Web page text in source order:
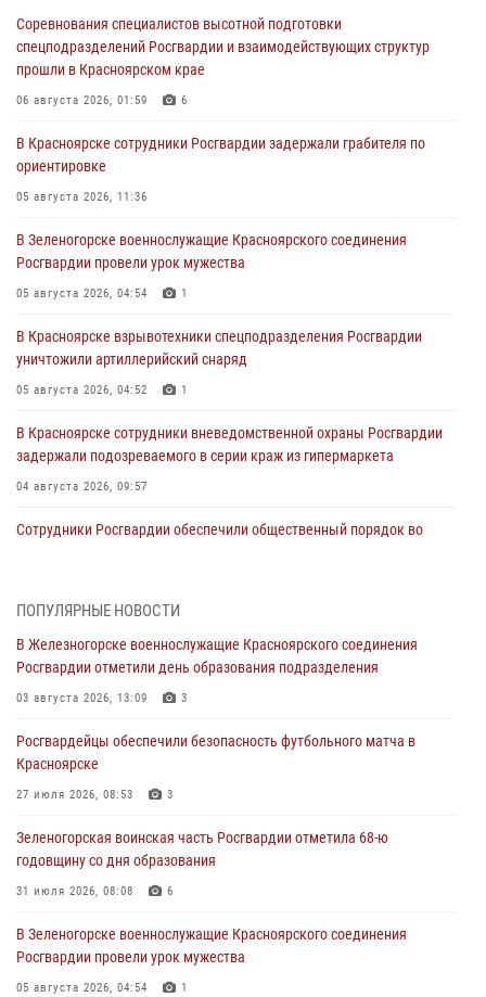
Соревнования специалистов высотной подготовки
спецподразделений Росгвардии и взаимодействующих структур
прошли в Красноярском крае
06 августа 2026, 01:59 6
В Красноярске сотрудники Росгвардии задержали грабителя по
ориентировке
05 августа 2026, 11:36
В Зеленогорске военнослужащие Красноярского соединения
Росгвардии провели урок мужества
05 августа 2026, 04:54 1
В Красноярске взрывотехники спецподразделения Росгвардии
уничтожили артиллерийский снаряд
05 августа 2026, 04:52 1
В Красноярске сотрудники вневедомственной охраны Росгвардии
задержали подозреваемого в серии краж из гипермаркета
04 августа 2026, 09:57
Сотрудники Росгвардии обеспечили общественный порядок во
в серии краж из супермаркета
04 августа 2026, 06:50
познакомили отдыхающих детей с тонкостями РХБ защиты
03 августа 2026, 13:12
Росгвардии отметили день образования подразделения
03 августа 2026, 13:09
годовщину со дня образования
31 июля 2026, 08:08
ПОПУЛЯРНЫЕ НОВОСТИ
В Железногорске военнослужащие Красноярского соединения
Росгвардии отметили день образования подразделения
03 августа 2026, 13:09 3
Росгвардейцы обеспечили безопасность футбольного матча в
Красноярске
27 июля 2026, 08:53 3
Зеленогорская воинская часть Росгвардии отметила 68-ю
годовщину со дня образования
31 июля 2026, 08:08 6
В Зеленогорске военнослужащие Красноярского соединения
Росгвардии провели урок мужества
05 августа 2026, 04:54 1